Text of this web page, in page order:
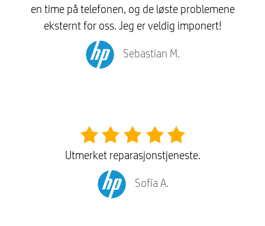
en time på telefonen, og de løste problemene
eksternt for oss. Jeg er veldig imponert!
Sebastian M.
Utmerket reparasjonstjeneste.
Sofía A.